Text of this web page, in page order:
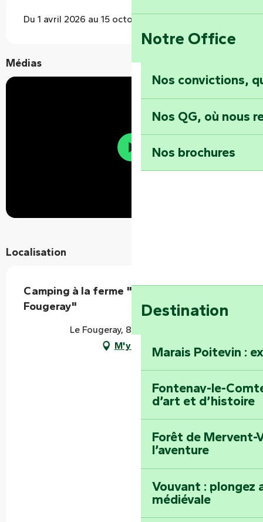
Notre Office
Nos convictions,
Nos QG, où nous
Nos brochures
Destination
Marais Poitevin :
Fontenay-le-
d’art et d’histoire
Forêt de Mervent-
l’aventure
Vouvant : plongez
médiévale
Du 1 avril 2026 au 15 octobre 2026
Médias
Localisation
Camping à la ferme "L'écurie de
Fougeray"
Le Fougeray, 85200 Pissotte
M'y rendre